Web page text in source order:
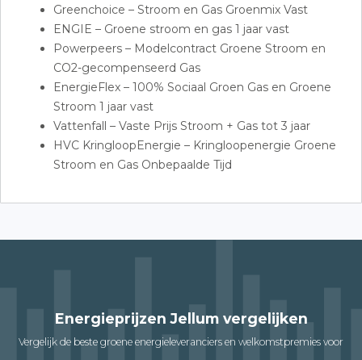
Greenchoice – Stroom en Gas Groenmix Vast
ENGIE – Groene stroom en gas 1 jaar vast
Powerpeers – Modelcontract Groene Stroom en
CO2-gecompenseerd Gas
EnergieFlex – 100% Sociaal Groen Gas en Groene
Stroom 1 jaar vast
Vattenfall – Vaste Prijs Stroom + Gas tot 3 jaar
HVC KringloopEnergie – Kringloopenergie Groene
Stroom en Gas Onbepaalde Tijd
Energieprijzen Jellum vergelijken
Vergelijk de beste groene energieleveranciers en welkomstpremies voor